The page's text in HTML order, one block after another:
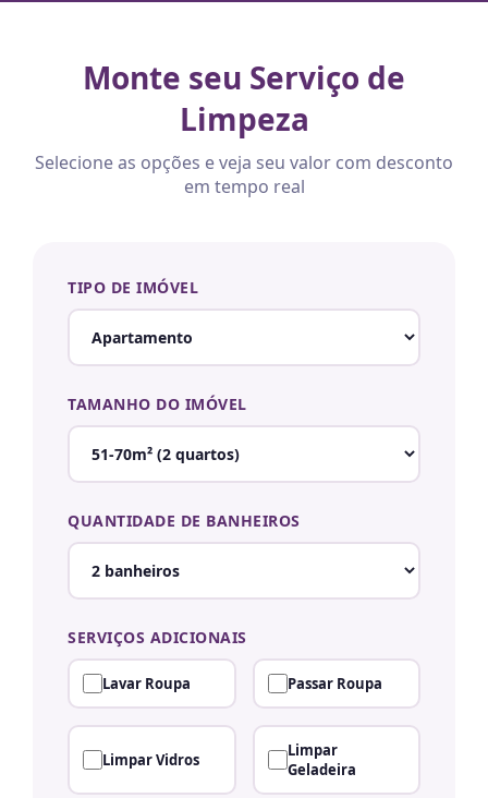
Monte seu Serviço de
Limpeza
Selecione as opções e veja seu valor com desconto
em tempo real
TIPO DE IMÓVEL
TAMANHO DO IMÓVEL
QUANTIDADE DE BANHEIROS
SERVIÇOS ADICIONAIS
Lavar Roupa Passar Roupa
Limpar Vidros
Limpar
Geladeira